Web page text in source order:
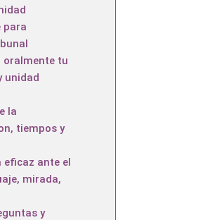
para
oralmente tu
unidad
la
tiempos y
eficaz ante el
mirada,
y